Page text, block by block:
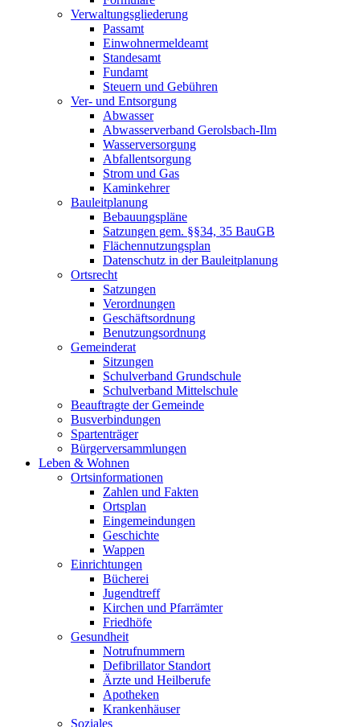
Verwaltungsgliederung
Passamt
Einwohnermeldeamt
Standesamt
Fundamt
Steuern und Gebühren
Ver- und Entsorgung
Abwasser
Abwasserverband Gerolsbach-Ilm
Wasserversorgung
Abfallentsorgung
Strom und Gas
Kaminkehrer
Bauleitplanung
Bebauungspläne
Satzungen gem. §§34, 35 BauGB
Flächennutzungsplan
Datenschutz in der Bauleitplanung
Ortsrecht
Satzungen
Verordnungen
Geschäftsordnung
Benutzungsordnung
Gemeinderat
Sitzungen
Schulverband Grundschule
Schulverband Mittelschule
Beauftragte der Gemeinde
Busverbindungen
Spartenträger
Bürgerversammlungen
Leben & Wohnen
Ortsinformationen
Zahlen und Fakten
Ortsplan
Eingemeindungen
Geschichte
Wappen
Einrichtungen
Bücherei
Jugendtreff
Kirchen und Pfarrämter
Friedhöfe
Gesundheit
Notrufnummern
Defibrillator Standort
Ärzte und Heilberufe
Apotheken
Krankenhäuser
Soziales